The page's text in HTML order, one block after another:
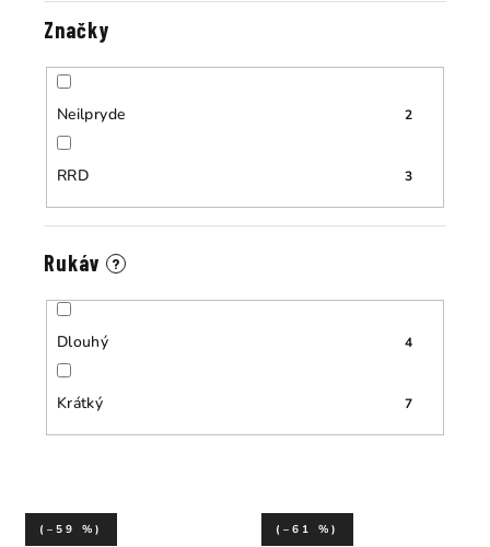
Značky
Neilpryde 2
RRD 3
Rukáv ?
Dlouhý 4
Krátký 7
(–59 %) (–61 %)